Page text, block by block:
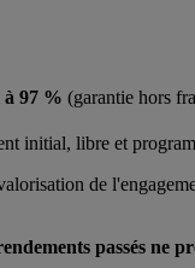
à 97 % (garantie hors
initial, libre et
de
passés ne